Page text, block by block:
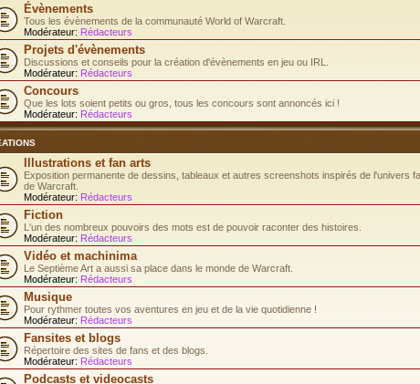
Évènements
Tous les évènements de la communauté World of Warcraft.
Modérateur: Rédacteurs
Projets d'évènements
Discussions et conseils pour la création d'évènements en jeu ou IRL.
Modérateur: Rédacteurs
Concours
Que les lots soient petits ou gros, tous les concours sont annoncés ici !
Modérateur: Rédacteurs
Illustrations et fan arts
Exposition permanente de dessins, tableaux et autres screenshots inspirés de l'univers
de Warcraft.
Modérateur: Rédacteurs
Fiction
L'un des nombreux pouvoirs des mots est de pouvoir raconter des histoires.
Modérateur: Rédacteurs
Vidéo et machinima
Le Septième Art a aussi sa place dans le monde de Warcraft.
Modérateur: Rédacteurs
Musique
Pour rythmer toutes vos aventures en jeu et de la vie quotidienne !
Modérateur: Rédacteurs
Fansites et blogs
Répertoire des sites de fans et des blogs.
Modérateur: Rédacteurs
Podcasts et videocasts